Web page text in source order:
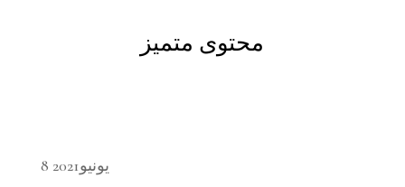
محتوى متميز
8 يونيو2021